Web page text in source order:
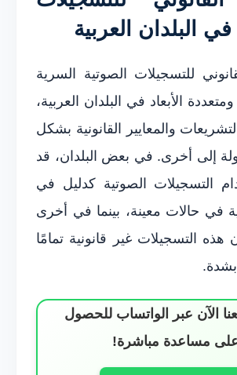
في البلدان العربية
للتسجيلات الصوتية السرية
الأبعاد في البلدان العربية،
والمعايير القانونية بشكل
إلى أخرى. في بعض البلدان، قد
التسجيلات الصوتية كدليل في
في حالات معينة، بينما في أخرى
التسجيلات غير قانونية تمامًا
بشدة.
الآن عبر الواتساب للحصول
مساعدة مباشرة!